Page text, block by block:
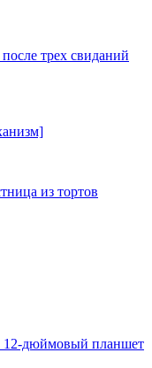
трех свиданий
из тортов
12-дюймовый планшет